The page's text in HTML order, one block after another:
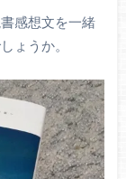
感想文を一緒
ょうか。